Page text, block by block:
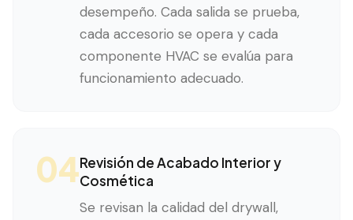
desempeño. Cada salida se prueba,
cada accesorio se opera y cada
componente HVAC se evalúa para
funcionamiento adecuado.
04Revisión de Acabado Interior y
Cosmética
Se revisan la calidad del drywall,